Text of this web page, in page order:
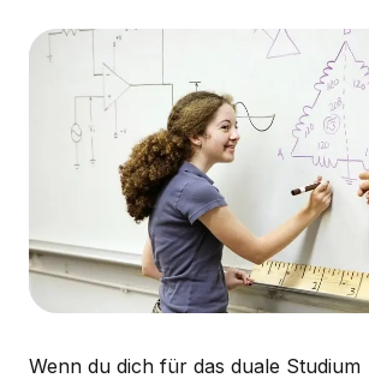
Wenn du dich für das duale Studium